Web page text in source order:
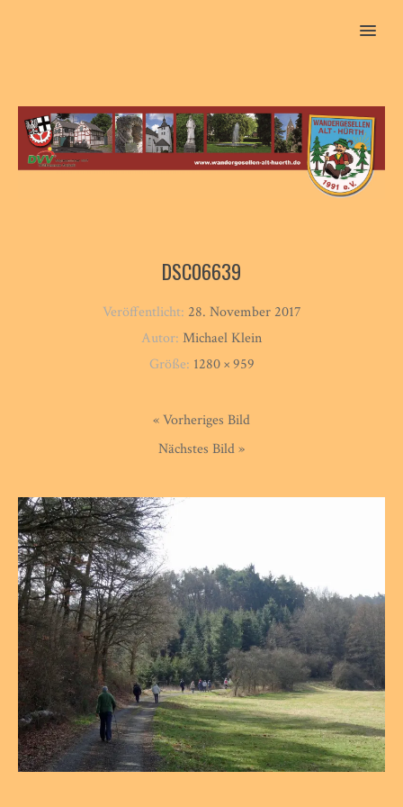
MENU
DSC06639
Veröffentlicht: 28. November 2017
Autor: Michael Klein
Größe: 1280 × 959
« Vorheriges Bild
Nächstes Bild »